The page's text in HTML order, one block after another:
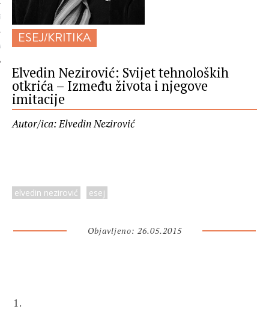
ESEJ/KRITIKA
Elvedin Nezirović: Svijet tehnoloških
otkrića – Između života i njegove
imitacije
Autor/ica: Elvedin Nezirović
elvedin nezirović esej
Objavljeno: 26.05.2015
1.